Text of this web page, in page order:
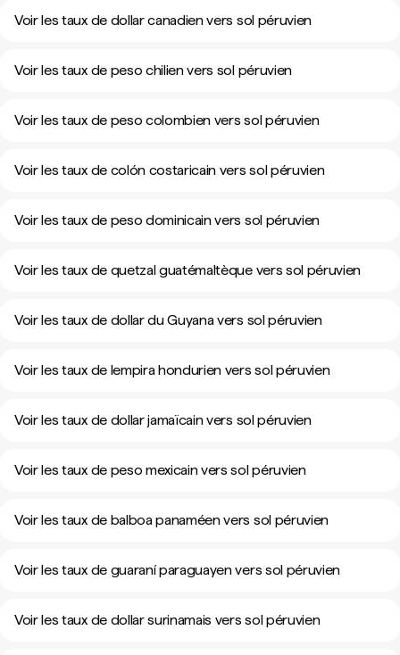
Voir les taux de dollar canadien vers sol péruvien
Voir les taux de peso chilien vers sol péruvien
Voir les taux de peso colombien vers sol péruvien
Voir les taux de colón costaricain vers sol péruvien
Voir les taux de peso dominicain vers sol péruvien
Voir les taux de quetzal guatémaltèque vers sol péruvien
Voir les taux de dollar du Guyana vers sol péruvien
Voir les taux de lempira hondurien vers sol péruvien
Voir les taux de dollar jamaïcain vers sol péruvien
Voir les taux de peso mexicain vers sol péruvien
Voir les taux de balboa panaméen vers sol péruvien
Voir les taux de guaraní paraguayen vers sol péruvien
Voir les taux de dollar surinamais vers sol péruvien